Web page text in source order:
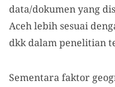
data/dokumen yang
Aceh lebih sesuai
dkk dalam penelitian
Sementara faktor